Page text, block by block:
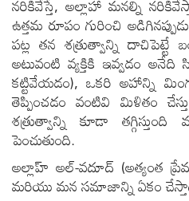
ఉత్తమ రూపం గురించి
పట్ల తన శత్రుత్వాన్ని దాచిపెట్టే
అటువంటి వ్యక్తికి ఇవ్వడం
కట్టివేయడం), ఒకరి అహాన్ని
తెప్పించడం వంటివి మిళితం
శత్రుత్వాన్ని కూడా
పెంచుతుంది.
అల్లాహ్ అల్-వదూద్ (అత్యంత
మరియు మన సమాజాన్ని ఏకం